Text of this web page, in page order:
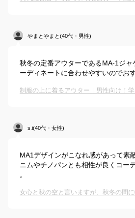
やまとやまと(40代・男性)
秋冬の定番アウターであるMA-1ジャ
ーディネートに合わせやすいのでお
s.i(40代・女性)
MA1デザインがこなれ感があって素
ニムやチノパンとも相性が良くコー
。